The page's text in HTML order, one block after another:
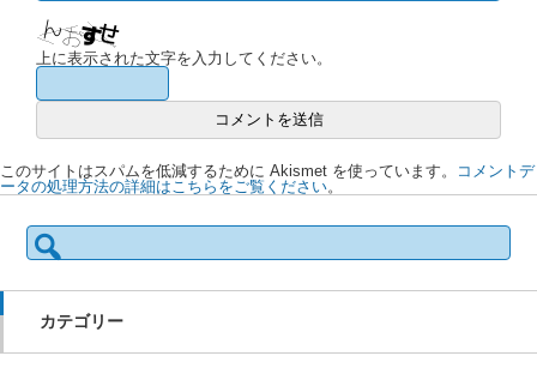
上に表示された文字を入力してください。
このサイトはスパムを低減するために Akismet を使っています。
コメントデ
ータの処理方法の詳細はこちらをご覧ください。
検
索:
カテゴリー